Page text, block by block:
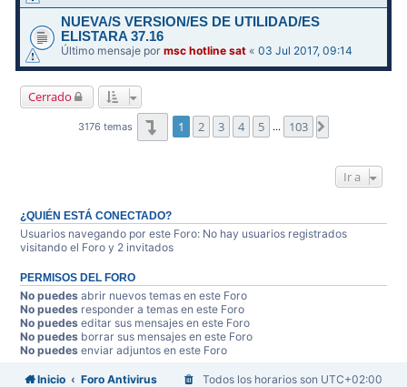
NUEVA/S VERSION/ES DE UTILIDAD/ES
ELISTARA 37.16
Último mensaje pormsc hotline sat «03 Jul 2017, 09:14
Cerrado
3176 temas Página1 de 103
1 2 3 4 5 … 103
Ir a
¿QUIÉN ESTÁ CONECTADO?
Usuarios navegando por este Foro: No hay usuarios registrados
visitando el Foro y 2 invitados
PERMISOS DEL FORO
No puedes abrir nuevos temas en este Foro
No puedes responder a temas en este Foro
No puedes editar sus mensajes en este Foro
No puedes borrar sus mensajes en este Foro
No puedes enviar adjuntos en este Foro
Inicio Foro Antivirus Todos los horarios son UTC+02:00